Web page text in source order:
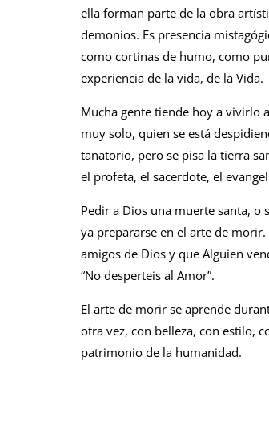
ella forman parte de la obra
demonios. Es presencia
como cortinas de humo, como
experiencia de la vida, de la Vida.
Mucha gente tiende hoy a vivirlo
muy solo, quien se está
tanatorio, pero se pisa la tierra
el profeta, el sacerdote, el
Pedir a Dios una muerte santa, o
ya prepararse en el arte de morir.
amigos de Dios y que Alguien
“No desperteis al Amor”.
El arte de morir se aprende
otra vez, con belleza, con estilo,
patrimonio de la humanidad.